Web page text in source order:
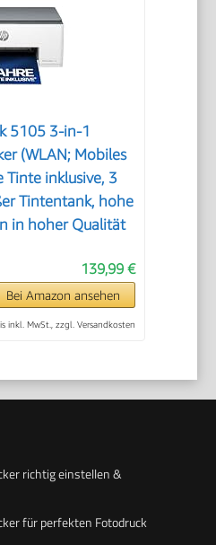
5105 3-in-1
(WLAN; Mobiles
Tinte inklusive, 3
Tintentank, hohe
in hoher Qualität
139,99 €
Bei Amazon ansehen
inkl. MwSt., zzgl. Versandkosten
richtig einstellen &
für perfekten Fotodruck